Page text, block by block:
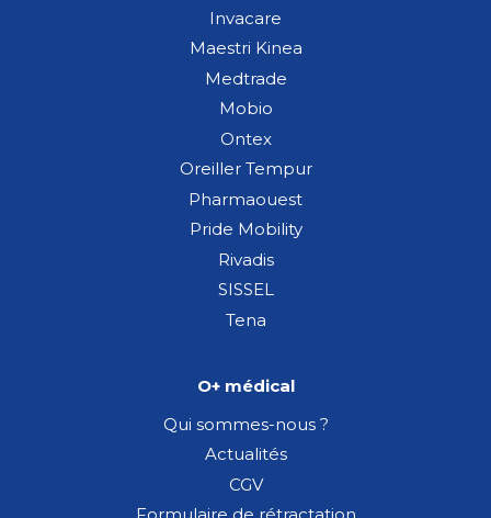
Invacare
Maestri Kinea
Medtrade
Mobio
Ontex
Oreiller Tempur
Pharmaouest
Pride Mobility
Rivadis
SISSEL
Tena
O+ médical
Qui sommes-nous ?
Actualités
CGV